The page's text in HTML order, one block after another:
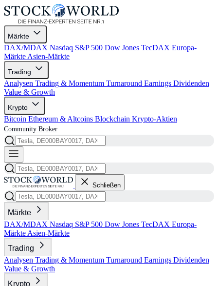
Märkte
DAX/MDAX Nasdaq S&P 500 Dow Jones TecDAX Europa-
Märkte Asien-Märkte
Trading
Analysen Trading & Momentum Turnaround Earnings Dividenden
Value & Growth
Krypto
Bitcoin Ethereum & Altcoins Blockchain Krypto-Aktien
Community Broker
Schließen
Märkte
DAX/MDAX Nasdaq S&P 500 Dow Jones TecDAX Europa-
Märkte Asien-Märkte
Trading
Analysen Trading & Momentum Turnaround Earnings Dividenden
Value & Growth
Krypto